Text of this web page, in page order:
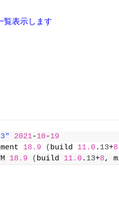
覧表示します
2021-10-19
18.9 ( build 11.0 . 13+8
18.9 ( build 11.0 . 13+8,